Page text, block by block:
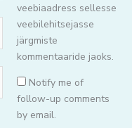
veebiaadress sellesse
veebilehitsejasse
järgmiste
kommentaaride jaoks.
Notify me of
follow-up comments
by email.